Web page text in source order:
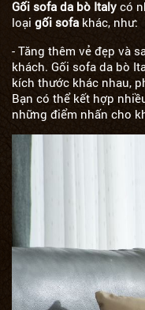
Gối sofa da bò Italy có
loại gối sofa khác, như:
- Tăng thêm vẻ đẹp và
khách. Gối sofa da bò
kích thước khác nhau,
Bạn có thể kết hợp
những điểm nhấn cho